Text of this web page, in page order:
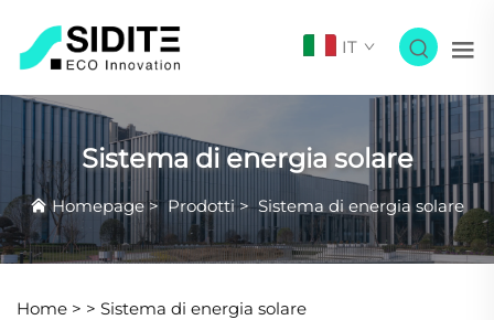
IT
Sistema di energia solare
Homepage> Prodotti >Sistema di energia solare
Home > > Sistema di energia solare